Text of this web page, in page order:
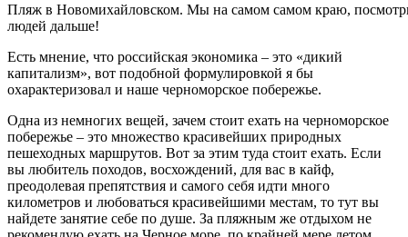
Пляж в Новомихайловском. Мы на самом самом краю,
людей дальше!
Есть мнение, что российская экономика – это «дикий
капитализм», вот подобной формулировкой я бы
охарактеризовал и наше черноморское побережье.
Одна из немногих вещей, зачем стоит ехать на черноморское
побережье – это множество красивейших природных
пешеходных маршрутов. Вот за этим туда стоит ехать. Если
вы любитель походов, восхождений, для вас в кайф,
преодолевая препятствия и самого себя идти много
километров и любоваться красивейшими местам, то тут вы
найдете занятие себе по душе. За пляжным же отдыхом не